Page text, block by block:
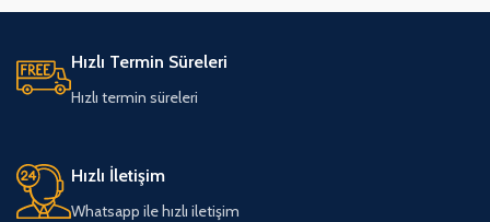
Hızlı Termin Süreleri
Hızlı termin süreleri
Hızlı İletişim
Whatsapp ile hızlı iletişim